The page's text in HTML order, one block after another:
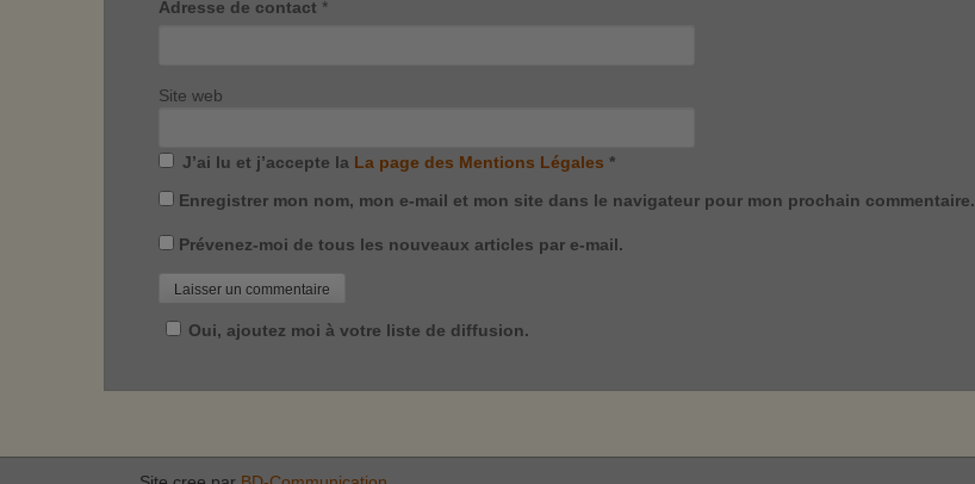
Adresse de contact *
Site web
J’ai lu et j’accepte la La page des Mentions Légales *
Enregistrer mon nom, mon e-mail et mon site dans le navigateur pour mon prochain commentaire.
Prévenez-moi de tous les nouveaux articles par e-mail.
Oui, ajoutez moi à votre liste de diffusion.